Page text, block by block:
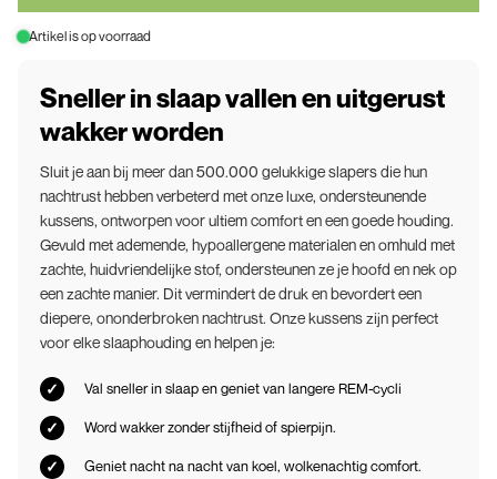
Artikel is op voorraad
Sneller in slaap vallen en uitgerust
wakker worden
Sluit je aan bij meer dan 500.000 gelukkige slapers die hun
nachtrust hebben verbeterd met onze luxe, ondersteunende
kussens, ontworpen voor ultiem comfort en een goede houding.
Gevuld met ademende, hypoallergene materialen en omhuld met
zachte, huidvriendelijke stof, ondersteunen ze je hoofd en nek op
een zachte manier. Dit vermindert de druk en bevordert een
diepere, ononderbroken nachtrust. Onze kussens zijn perfect
voor elke slaaphouding en helpen je:
Val sneller in slaap en geniet van langere REM-cycli
Word wakker zonder stijfheid of spierpijn.
Geniet nacht na nacht van koel, wolkenachtig comfort.